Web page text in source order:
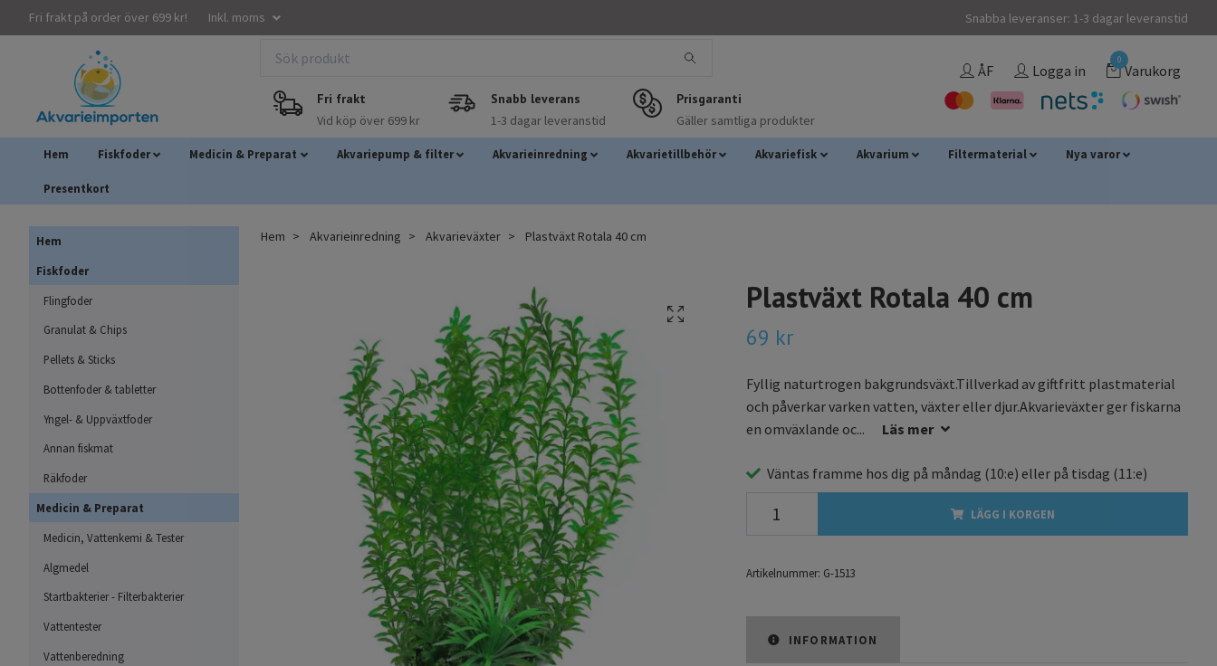
Fri frakt på order över 699 kr! Inkl. moms Snabba leveranser: 1-3 dagar leveranstid
Fri frakt
Vid köp över 699 kr
Snabb leverans
1-3 dagar leveranstid
Prisgaranti
Gäller samtliga produkter
ÅF Logga in
0
Varukorg
Hem Fiskfoder Medicin & Preparat Akvariepump & filter Akvarieinredning Akvarietillbehör Akvariefisk Akvarium Filtermaterial Nya varor
Presentkort
Hem
Fiskfoder
Flingfoder
Granulat & Chips
Pellets & Sticks
Bottenfoder & tabletter
Yngel- & Uppväxtfoder
Annan fiskmat
Räkfoder
Medicin & Preparat
Medicin, Vattenkemi & Tester
Algmedel
Startbakterier - Filterbakterier
Vattentester
Vattenberedning
Hem Akvarieinredning Akvarieväxter Plastväxt Rotala 40 cm
Plastväxt Rotala 40 cm
69 kr
Fyllig naturtrogen bakgrundsväxt.Tillverkad av giftfritt plastmaterial
och påverkar varken vatten, växter eller djur.Akvarieväxter ger fiskarna
en omväxlande oc...
Läs mer
Väntas framme hos dig på måndag (10:e) eller på tisdag (11:e)
LÄGG I KORGEN
Artikelnummer: G-1513
INFORMATION